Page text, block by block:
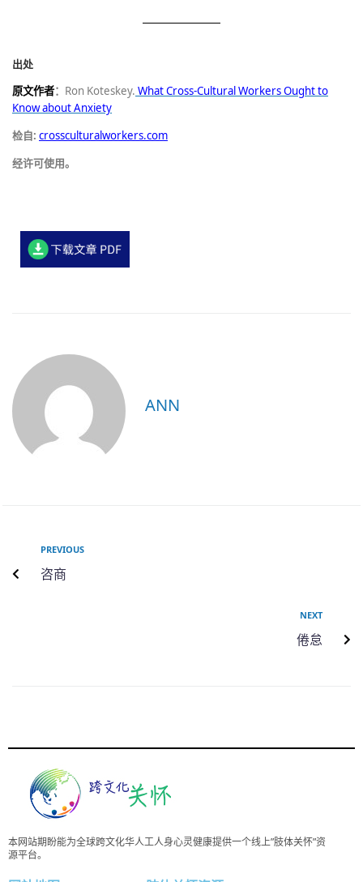
出处
原文作者： Ron Koteskey. What Cross-Cultural Workers Ought to
Know about Anxiety
检自: crossculturalworkers.com
经许可使用。
ANN
PREVIOUS
咨商
NEXT
倦怠
本网站期盼能为全球跨文化华人工人身心灵健康提供一个线上”肢体关怀”资
源平台。